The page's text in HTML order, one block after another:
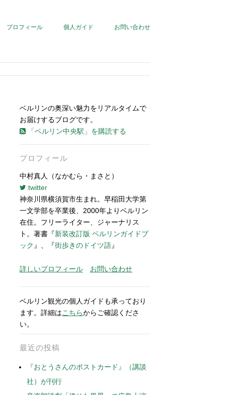
プロフィール 個人ガイド お問い合わせ
ベルリンの奥深い魅力をリアルタイムで
お届けするブログです。
「ベルリン中央駅」を購読する
プロフィール
中村真人（なかむら・まさと）
twitter
神奈川県横須賀市生まれ。早稲田大学第
一文学部を卒業後、2000年よりベルリン
在住。フリーライター、ジャーナリス
ト。著書『新装改訂版 ベルリンガイドブ
ック 』、『街歩きのドイツ語』
詳しいプロフィール お問い合わせ
ベルリン観光の個人ガイドも承っており
ます。詳細はこちらからご確認くださ
い。
最近の投稿
『おとうさんのポストカード』（講談
社）が刊行